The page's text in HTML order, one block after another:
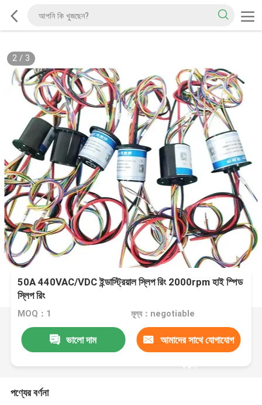
2/ 3
50A 440VAC/VDC ইন্ডাস্ট্রিয়াল স্লিপ রিং 2000rpm হাই স্পিড
স্লিপ রিং
MOQ：1 মূল্য：negotiable
ভালো দাম আমাদের সাথে যোগাযোগ
করুন
পণ্যের বর্ণনা